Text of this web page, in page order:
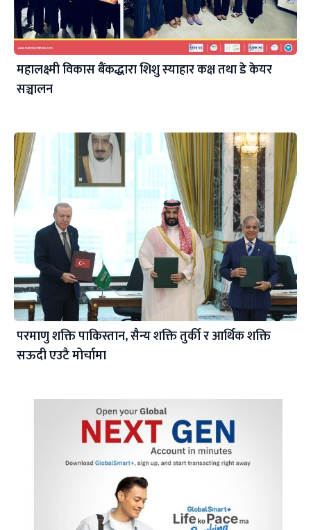
महालक्ष्मी विकास बैंकद्धारा शिशु स्याहार कक्ष तथा डे केयर
सञ्चालन
परमाणु शक्ति पाकिस्तान, सैन्य शक्ति तुर्की र आर्थिक शक्ति
सऊदी एउटै मोर्चामा